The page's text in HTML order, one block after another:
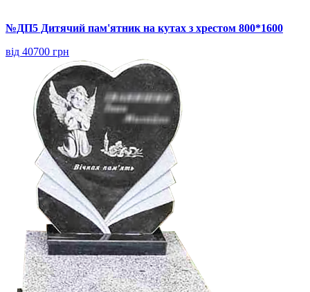
№ДП5 Дитячий пам'ятник на кутах з хрестом 800*1600
від 40700 грн